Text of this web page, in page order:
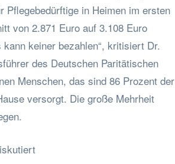
Pflegebedürftige in Heimen im ersten
von 2.871 Euro auf 3.108 Euro
keiner bezahlen“, kritisiert Dr.
des Deutschen Paritätischen
Menschen, das sind 86 Prozent der
versorgt. Die große Mehrheit